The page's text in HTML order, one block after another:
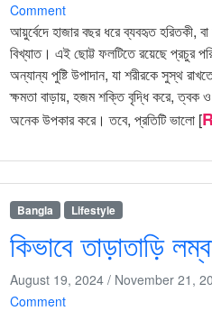
Comment
আয়ুর্বেদে হাজার বছর ধরে ব্যবহৃত হরিতকী,
বিখ্যাত। এই ছোট্ট ফলটিতে রয়েছে প্রচুর
অন্যান্য পুষ্টি উপাদান, যা শরীরকে সুস্থ
ক্ষমতা বাড়ায়, হজম শক্তি বৃদ্ধি করে, ত্বক
অনেক উপকার করে। তবে, প্রতিটি ভালো [
Bangla Lifestyle
কিভাবে তাড়াতাড়ি
August 19, 2024 / November 21,
Comment